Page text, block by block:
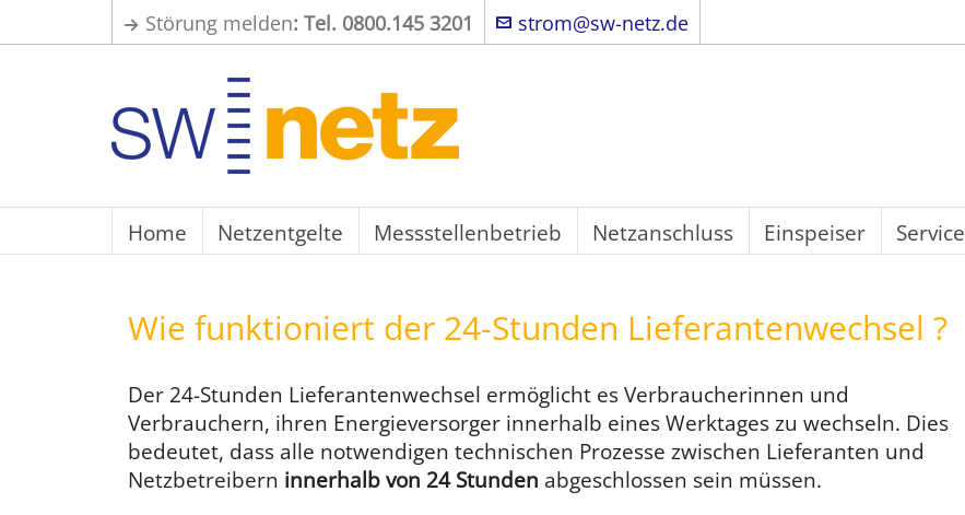
Störung melden: Tel. 0800.145 3201 strom@sw-netz.de
Home Netzentgelte Messstellenbetrieb Netzanschluss Einspeiser Service
Wie funktioniert der 24-Stunden Lieferantenwechsel ?
Der 24-Stunden Lieferantenwechsel ermöglicht es Verbraucherinnen und
Verbrauchern, ihren Energieversorger innerhalb eines Werktages zu wechseln. Dies
bedeutet, dass alle notwendigen technischen Prozesse zwischen Lieferanten und
Netzbetreibern innerhalb von 24 Stunden abgeschlossen sein müssen.